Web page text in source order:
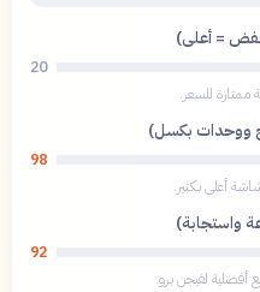
= أعلى)
20
ووحدات بكسل)
98
أعلى بكثير.
واستجابة)
92
أفضلية لفيجن برو.